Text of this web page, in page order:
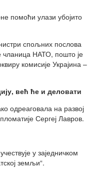
помоћи улази убојито
спољних послова
чланица НАТО, пошто је
комисије Украјина –
већ ће и деловати
одреаговала на развој
Сергеј Лавров.
у заједничком
земљи“.